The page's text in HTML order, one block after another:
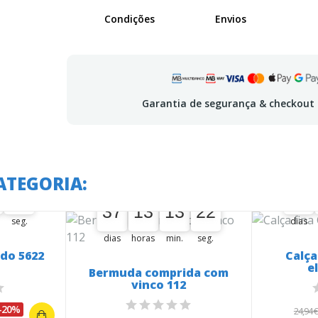
Condições Envios
Garantia de segurança & checkout
21
21
22
seg.
5622
37
37
00
dias
13
13
00
horas
13
13
00
min.
21
21
22
seg.
Bermuda comprida com
vinco 112
dias
24,94 €